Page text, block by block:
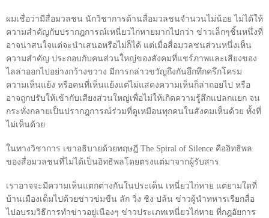
ผมเชื่อว่ามีสื่อมวลชน นักวิชาการด้านสื่อมวลชนจำนวนไม่น้อย ไม่ได้ให้
ความสำคัญกับปรากฎการณ์เหนี่ยวไก่หายมากไปกว่า ข่าวเล็กๆชิ้นหนึ่งที่
อาจน่าสนใจแต่จะนำเสนอหรือไม่ก็ได้ แต่เมื่อสื่อมวลชนส่วนหนึ่งเห็น
ความสำคัญ ประกอบกับคนส่วนใหญ่ของสังคมที่แชร์ภาพและเสียงของ
ไลล่าออกไปอย่างกว้างขวาง มีการกล่าวขวัญถึงกันอึกทึกครึกโครม
ความเห็นแย้ง หรือคนที่เห็นแย้งแต่ไม่แสดงความเห็นก็ล่าถอยไป หรือ
อาจถูกปรับให้เข้ากับเสียงส่วนใหญ่เพื่อไม่ให้เกิดความรู้สึกแปลกแยก จน
กระทั่งกลายเป็นปรากฎการณ์ร่วมที่ดูเหมือนทุกคนในสังคมเห็นด้วย ทั้งที่
ไม่เห็นด้วย
ในทางวิชาการ เขาอธิบายด้วยทฤษฎี The Spiral of Silence คืออิทธิพล
ของสื่อมวลชนที่ไม่ได้เป็นอิทธิพลโดยตรงแต่มาจากผู้รับสาร
เราอาจจะมีความเห็นแตกต่างกันในประเด็น เหนี่ยวไก่หาย แต่ยามใดที่
บ้านเมืองเต็มไปด้วยข่าวข่มขืน ลัก วิ่ง ชิง ปล้น ข่าวผู้นำทหารเรียกสื่อ
ไปอบรมวิธีการทำข่าวอยู่เนืองๆ ข่าวประเภทเหนี่ยวไก่หาย ที่กฎอัยการ